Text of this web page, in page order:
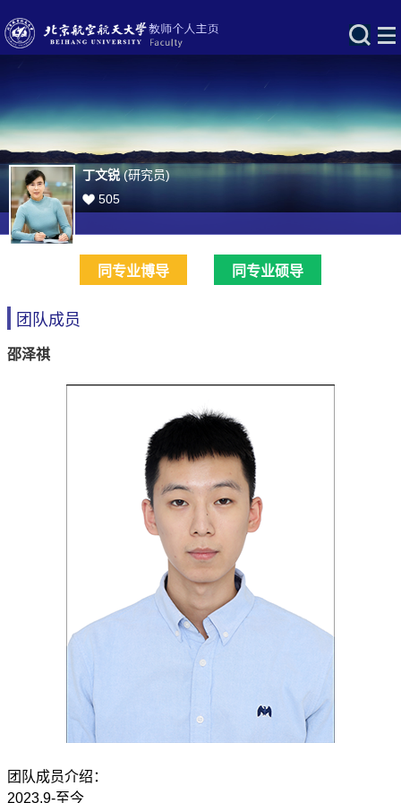
丁文锐(研究员)
505
同专业博导 同专业硕导
团队成员
邵泽祺
团队成员介绍：
2023.9-至今